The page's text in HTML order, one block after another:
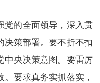
党的全面领导，深入贯
决策部署。要不折不扣
中央决策意图。要雷厉
要求真务实抓落实，